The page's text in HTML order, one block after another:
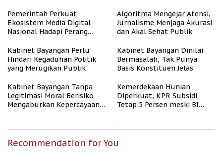
Berpenghasilan Rendah
Pemerintah Perkuat
Ekosistem Media Digital
Nasional Hadapi Perang
Algoritma Mengejar Atensi,
Jurnalisme Menjaga Akurasi
dan Akal Sehat Publik
Kabinet Bayangan Perlu
Hindari Kegaduhan Politik
yang Merugikan Publik
Kabinet Bayangan Dinilai
Bermasalah, Tak Punya
Basis Konstituen Jelas
Kabinet Bayangan Tanpa
Legitimasi Moral Berisiko
Mengaburkan Kepercayaan
Kemerdekaan Hunian
Diperkuat, KPR Subsidi
Tetap 5 Persen meski BI
Recommendation for You